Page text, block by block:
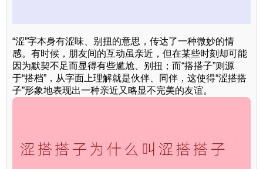
“涩”字本身有涩味、别扭的意思，传达了一种微妙的情
感。有时候，朋友间的互动虽亲近，但在某些时刻却可能
因为默契不足而显得有些尴尬、别扭；而“搭搭子”则源
于“搭档”，从字面上理解就是伙伴、同伴，这使得“涩搭搭
子”形象地表现出一种亲近又略显不完美的友谊。